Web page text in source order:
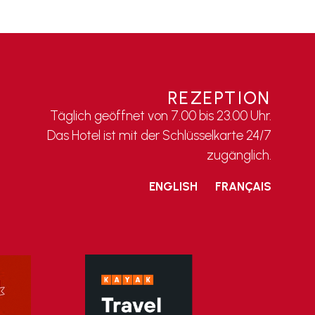
REZEPTION
Täglich geöffnet von 7.00 bis 23.00 Uhr.
Das Hotel ist mit der Schlüsselkarte 24/7
zugänglich.
ENGLISH FRANÇAIS